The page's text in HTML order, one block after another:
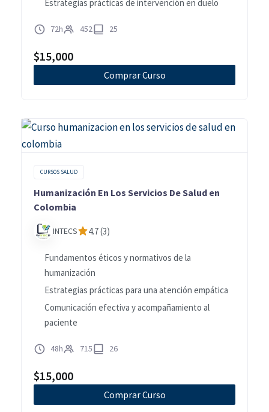
Estrategias prácticas de intervención en duelo
72h 452 25
$15,000
Comprar Curso
CURSOS SALUD
Humanización En Los Servicios De Salud en
Colombia
INTECS 4.7 (3)
Fundamentos éticos y normativos de la
humanización
Estrategias prácticas para una atención empática
Comunicación efectiva y acompañamiento al
paciente
48h 715 26
$15,000
Comprar Curso